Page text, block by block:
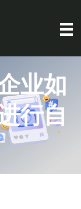
业如
行自